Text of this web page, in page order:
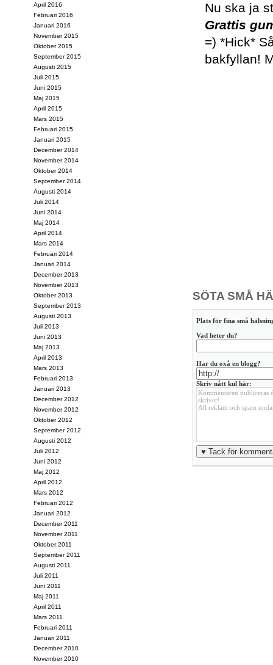
Nu ska ja
Grattis
=) *Hick*
bakfyllan!
SÖTA SMÅ
Plats för fina små
Vad heter du?
Har du oxå en blogg?
Skriv nått kul här:
April 2016
Februari 2016
Januari 2016
November 2015
Oktober 2015
September 2015
Augusti 2015
Juli 2015
Juni 2015
Maj 2015
April 2015
Mars 2015
Februari 2015
Januari 2015
December 2014
November 2014
Oktober 2014
September 2014
Augusti 2014
Juli 2014
Juni 2014
Maj 2014
April 2014
Mars 2014
Februari 2014
Januari 2014
December 2013
November 2013
Oktober 2013
September 2013
Augusti 2013
Juli 2013
Juni 2013
Maj 2013
April 2013
Mars 2013
Februari 2013
Januari 2013
December 2012
November 2012
Oktober 2012
September 2012
Augusti 2012
Juli 2012
Juni 2012
Maj 2012
April 2012
Mars 2012
Februari 2012
Januari 2012
December 2011
November 2011
Oktober 2011
September 2011
Augusti 2011
Juli 2011
Juni 2011
Maj 2011
April 2011
Mars 2011
Februari 2011
Januari 2011
December 2010
November 2010